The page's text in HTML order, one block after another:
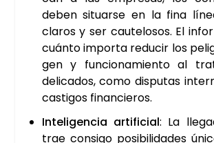
deben situar­se en la fina
cla­ros y ser cau­te­lo­sos. El
cuán­to impor­ta redu­cir los
gen y fun­cio­na­mien­to al
deli­ca­dos, como dispu­tas
cas­ti­gos finan­cie­ros.
Inte­li­gen­cia arti­fi­cial: La
trae con­si­go posi­bi­li­da­des